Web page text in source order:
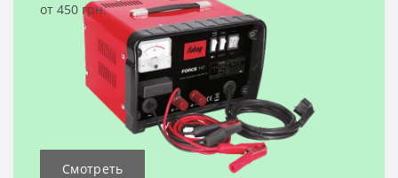
от 450 грн.
Смотреть